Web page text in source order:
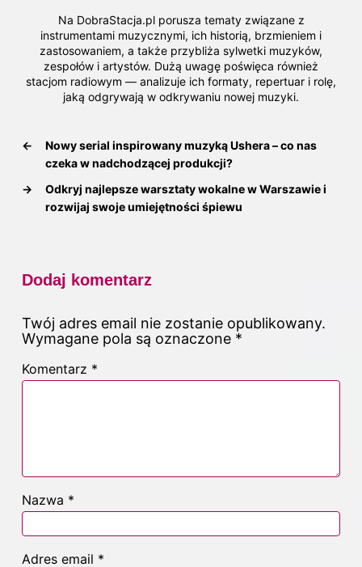
Na DobraStacja.pl porusza tematy związane z
instrumentami muzycznymi, ich historią, brzmieniem i
zastosowaniem, a także przybliża sylwetki muzyków,
zespołów i artystów. Dużą uwagę poświęca również
stacjom radiowym — analizuje ich formaty, repertuar i rolę,
jaką odgrywają w odkrywaniu nowej muzyki.
←
Nowy serial inspirowany muzyką Ushera – co nas
czeka w nadchodzącej produkcji?
→
Odkryj najlepsze warsztaty wokalne w Warszawie i
rozwijaj swoje umiejętności śpiewu
Dodaj komentarz
Twój adres email nie zostanie opublikowany.
Wymagane pola są oznaczone *
Komentarz *
Nazwa *
Adres email *